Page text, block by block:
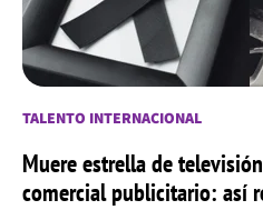
TALENTO INTERNACIONAL
Muere estrella de
comercial publicitario: así